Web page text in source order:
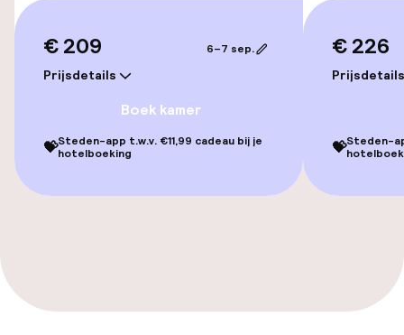
Overal rolstoeltoegankelijk
Voor toegankelijkheid
geoptimaliseerde kamers beschikbaar
€ 209
Prijsdetails
6–7 sep.
Boek kamer
💝Steden-app t.w.v. €11,99 cadeau bij je
hotelboeking
€ 226
Prijsdetails
💝Steden-